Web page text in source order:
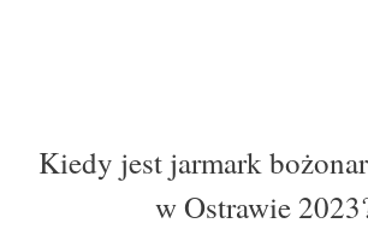
Kiedy jest jarmark
w Ostrawie